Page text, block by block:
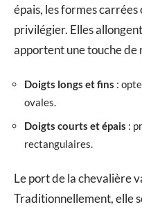
épais, les formes
privilégier. Elles
apportent une touche de
Doigts longs et fins :
ovales.
Doigts courts et épais :
rectangulaires.
Le port de la chevalière
Traditionnellement, elle